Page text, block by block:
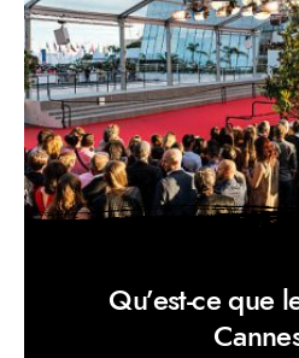
Qu’est-ce que